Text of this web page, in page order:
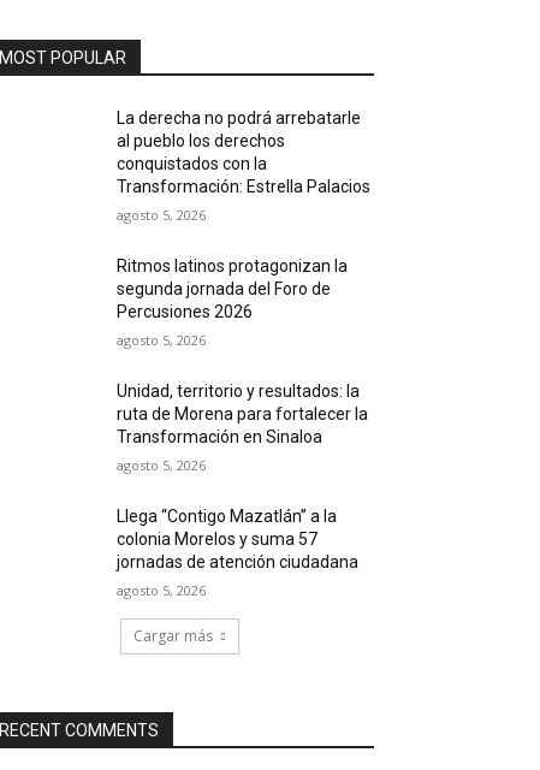
MOST POPULAR
La derecha no podrá arrebatarle
al pueblo los derechos
conquistados con la
Transformación: Estrella Palacios
agosto 5, 2026
Ritmos latinos protagonizan la
segunda jornada del Foro de
Percusiones 2026
agosto 5, 2026
Unidad, territorio y resultados: la
ruta de Morena para fortalecer la
Transformación en Sinaloa
agosto 5, 2026
Llega “Contigo Mazatlán” a la
colonia Morelos y suma 57
jornadas de atención ciudadana
agosto 5, 2026
Cargar más
RECENT COMMENTS